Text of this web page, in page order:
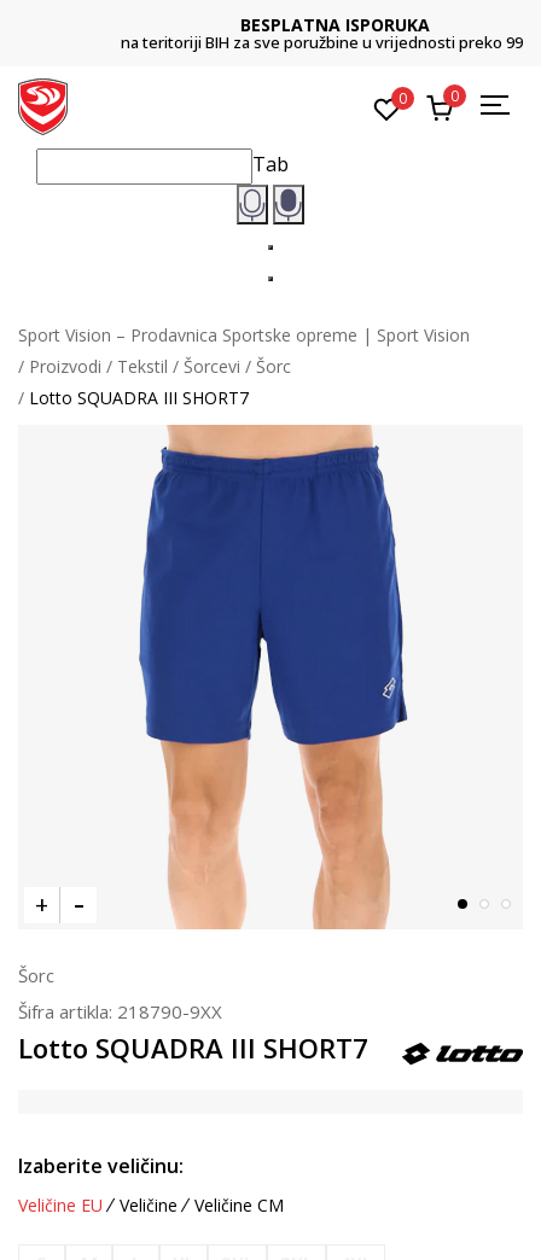
BESPLATNA ISPORUKA
na teritoriji BIH za sve poružbine u vrijednosti preko 99 KM
0 0
Tab
Sport Vision – Prodavnica Sportske opreme | Sport Vision
Proizvodi
Tekstil Šorcevi
Šorc
Lotto SQUADRA III SHORT7
Šorc
Šifra artikla: 218790-9XX
Lotto SQUADRA III SHORT7
Izaberite veličinu:
Veličine EU Veličine Veličine CM